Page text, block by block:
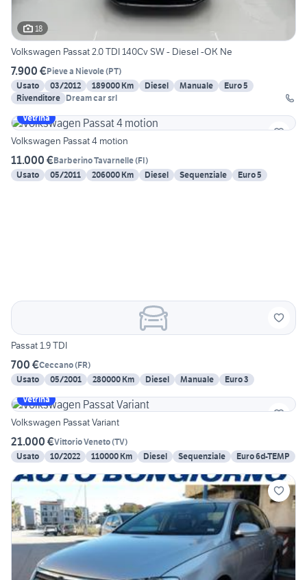
18
Volkswagen Passat 2.0 TDI 140Cv SW - Diesel -OK Ne
7.900 €Pieve a Nievole(PT)
Usato
03/2012 189000 Km Diesel Manuale
Euro 5
Rivenditore Dream car srl
Vetrina
Volkswagen Passat 4 motion
11.000 €Barberino Tavarnelle(FI)
Usato
05/2011 206000 Km Diesel Sequenziale Euro 5
Passat 1.9 TDI
700 €Ceccano(FR)
Usato
05/2001 280000 Km Diesel Manuale
Euro 3
Vetrina
Volkswagen Passat Variant
21.000 €Vittorio Veneto(TV)
Usato
10/2022 110000 Km Diesel Sequenziale Euro 6d-TEMP